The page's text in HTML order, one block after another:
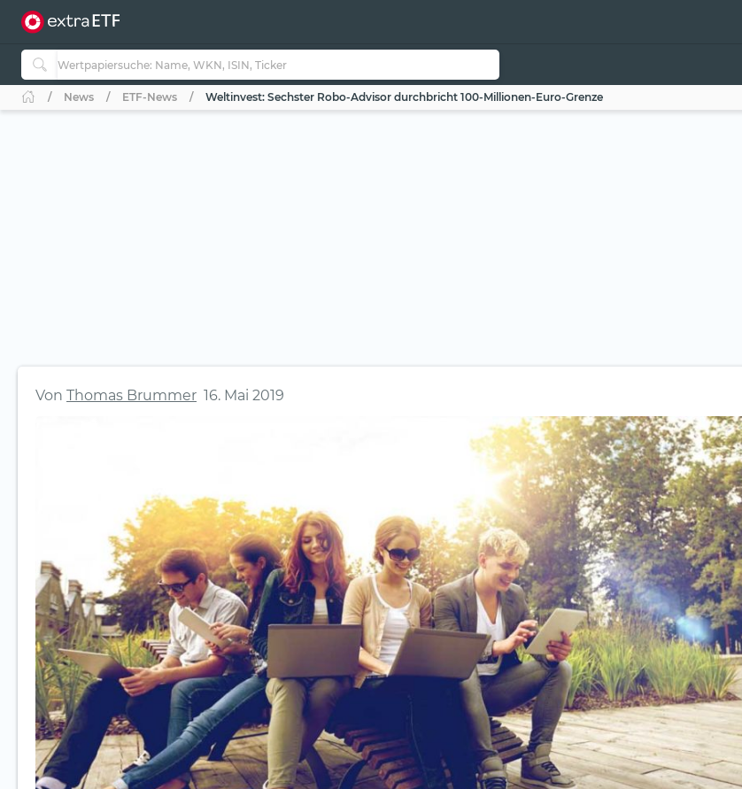
News ETF-News Weltinvest: Sechster Robo-Advisor durchbricht 100-Millionen-Euro-Grenze
Von Thomas Brummer 16. Mai 2019